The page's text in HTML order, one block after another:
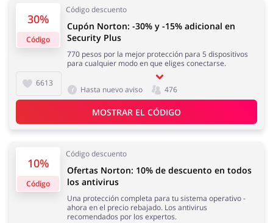
Niños
Joyería y Accesorios Libros y Entretenimiento
Lencería y Erótica Motorización
30%
Código
Código descuento
6613
Cupón Norton: -30% y -15% adicional en
Security Plus
770 pesos por la mejor protección para 5 dispositivos
para cualquier modo en que eliges conectarse.
Hasta nuevo aviso 476
MOSTRAR EL CÓDIGO
10%
Código
Código descuento
Ofertas Norton: 10% de descuento en todos
los antivirus
Una protección completa para tu sistema operativo -
ahora en el precio rebajado. Los antivirus
recomendados por los expertos.